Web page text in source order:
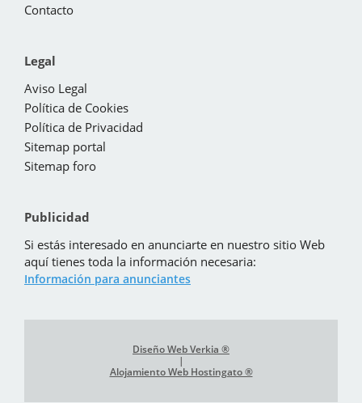
Contacto
Legal
Aviso Legal
Política de Cookies
Política de Privacidad
Sitemap portal
Sitemap foro
Publicidad
Si estás interesado en anunciarte en nuestro sitio Web
aquí tienes toda la información necesaria:
Información para anunciantes
Diseño Web Verkia ®
|
Alojamiento Web Hostingato ®